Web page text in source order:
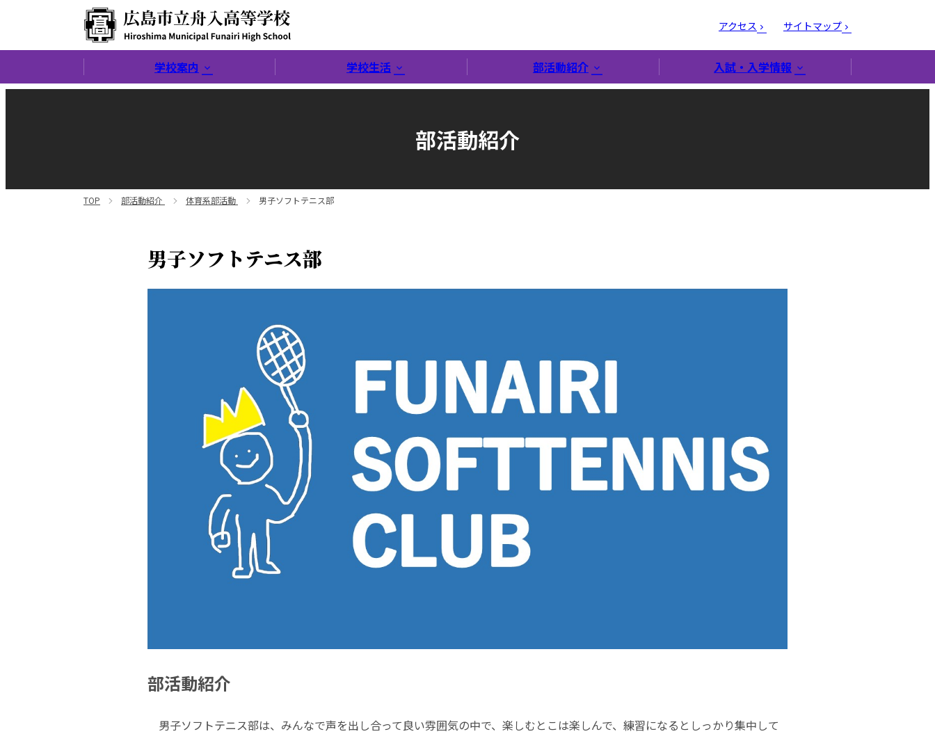
広島市立舟入高等学校
アクセス サイトマップ
学校案内 学校生活 部活動紹介 入試・入学情報
部活動紹介
TOP 部活動紹介 体育系部活動 男子ソフトテニス部
男子ソフトテニス部
部活動紹介
男子ソフトテニス部は、みんなで声を出し合って良い雰囲気の中で、楽しむとこは楽しんで、練習になるとしっかり集中して